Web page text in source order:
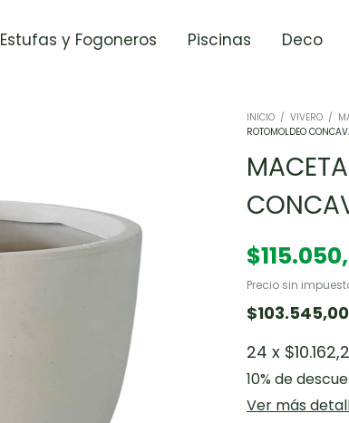
Estufas y Fogoneros Piscinas Deco
INICIO / VIVERO /
ROTOMOLDEO
Precio sin
24 x
10% de
Ver más